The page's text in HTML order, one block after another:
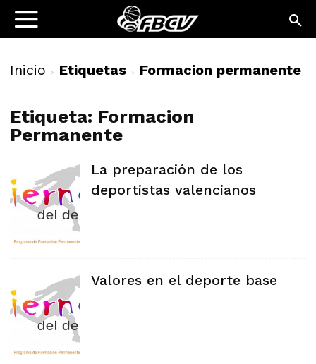
Inicio Etiquetas Formacion permanente
Etiqueta: Formacion
Permanente
La preparación de los
deportistas valencianos
Valores en el deporte base